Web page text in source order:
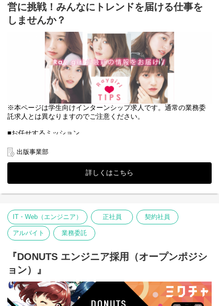
営に挑戦！みんなにトレンドを届ける仕事を
しませんか？
※本ページは学生向けインターンシップ求人です。通常の業務委
託求人とは異なりますのでご注意ください。
■お任せするミッション
ファッションやメイク、流行りのグルメなど10代、20代の女の子
今回のインターンシップは、そんな弊社プロダクトにて「メディ
■こんなスキルをお持ちの方を募集しています！
・文章を書くのが得意な方
・表現の幅に自信がある方
・流行に敏感な方
・Photoshopの使用経験がある方
■こんなタイプの方が活躍できます！
・高いプロ意識を持っている方
出版事業部
詳しくはこちら
IT・Web（エンジニア） 正社員 契約社員
アルバイト 業務委託
『DONUTS エンジニア採用（オープンポジシ
ョン）』